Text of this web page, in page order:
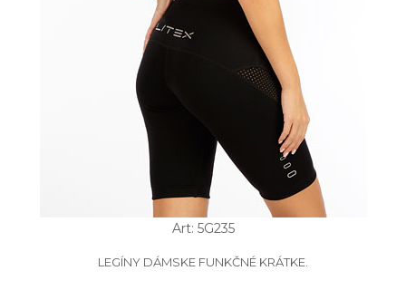
Art: 5G235
LEGÍNY DÁMSKE FUNKČNÉ KRÁTKE.